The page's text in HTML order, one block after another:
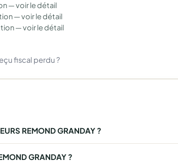
—voir le détail
—voir le détail
—voir le détail
fiscal perdu ?
REMOND GRANDAY ?
GRANDAY ?